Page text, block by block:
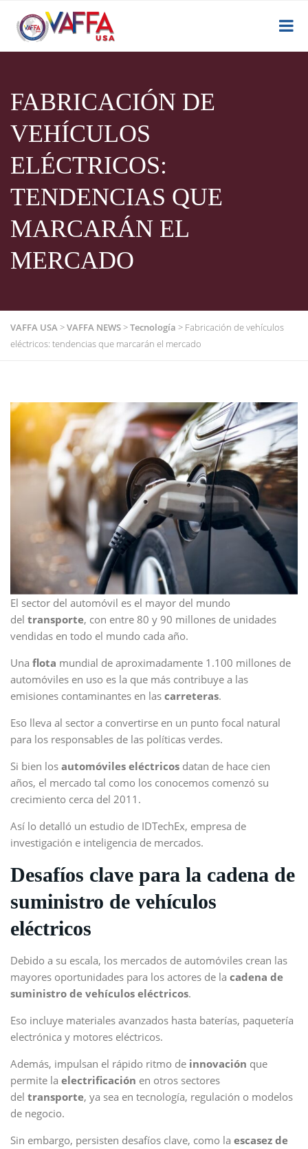
FABRICACIÓN DE
VEHÍCULOS
ELÉCTRICOS:
TENDENCIAS QUE
MARCARÁN EL
MERCADO
VAFFA USA>VAFFA NEWS>Tecnología > Fabricación de vehículos
eléctricos: tendencias que marcarán el mercado
El sector del automóvil es el mayor del mundo
del transporte, con entre 80 y 90 millones de unidades
vendidas en todo el mundo cada año.
Una flota mundial de aproximadamente 1.100 millones de
automóviles en uso es la que más contribuye a las
emisiones contaminantes en las carreteras.
Eso lleva al sector a convertirse en un punto focal natural
para los responsables de las políticas verdes.
Si bien los automóviles eléctricos datan de hace cien
años, el mercado tal como los conocemos comenzó su
crecimiento cerca del 2011.
Así lo detalló un estudio de IDTechEx, empresa de
investigación e inteligencia de mercados.
Desafíos clave para la cadena de
suministro de vehículos
eléctricos
Debido a su escala, los mercados de automóviles crean las
mayores oportunidades para los actores de la cadena de
suministro de vehículos eléctricos.
Eso incluye materiales avanzados hasta baterías, paquetería
electrónica y motores eléctricos.
Además, impulsan el rápido ritmo de innovación que
permite la electrificación en otros sectores
del transporte, ya sea en tecnología, regulación o modelos
de negocio.
Sin embargo, persisten desafíos clave, como la escasez de